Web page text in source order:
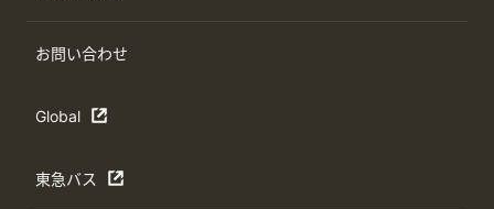
お問い合わせ
Global
東急バス